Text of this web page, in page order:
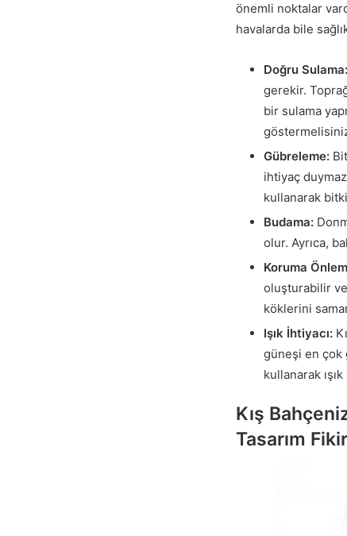
önemli noktalar
havalarda bile
Doğru Sulama:
gerekir.
bir sulama
Gübreleme:
ihtiyaç
kullanarak
Budama:
olur. Ayrıca,
Koruma
oluşturabilir
köklerini
Işık İhtiyacı:
güneşi en çok
kullanarak
Kış
Tasarım